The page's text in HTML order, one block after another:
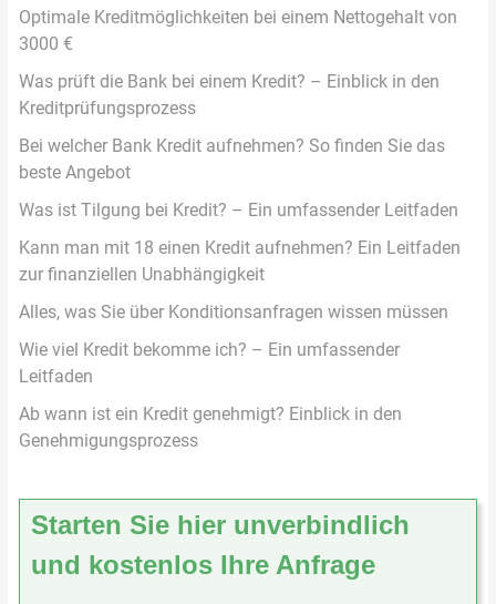
Optimale Kreditmöglichkeiten bei einem Nettogehalt von
3000 €
Was prüft die Bank bei einem Kredit? – Einblick in den
Kreditprüfungsprozess
Bei welcher Bank Kredit aufnehmen? So finden Sie das
beste Angebot
Was ist Tilgung bei Kredit? – Ein umfassender Leitfaden
Kann man mit 18 einen Kredit aufnehmen? Ein Leitfaden
zur finanziellen Unabhängigkeit
Alles, was Sie über Konditionsanfragen wissen müssen
Wie viel Kredit bekomme ich? – Ein umfassender
Leitfaden
Ab wann ist ein Kredit genehmigt? Einblick in den
Genehmigungsprozess
Starten Sie hier unverbindlich
und kostenlos Ihre Anfrage